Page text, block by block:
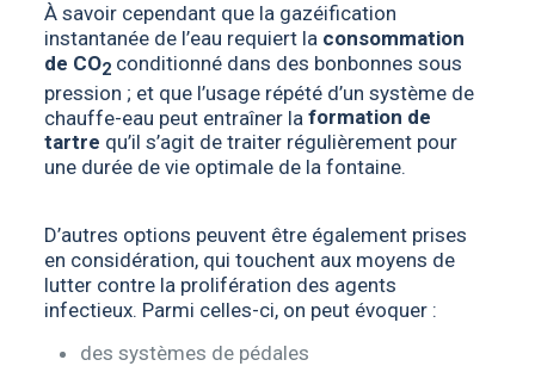
À savoir cependant que la gazéification
instantanée de l’eau requiert la consommation
de CO2conditionné dans des bonbonnes sous
pression ; et que l’usage répété d’un système de
chauffe-eau peut entraîner la formation de
tartre qu’il s’agit de traiter régulièrement pour
une durée de vie optimale de la fontaine.
D’autres options peuvent être également prises
en considération, qui touchent aux moyens de
lutter contre la prolifération des agents
infectieux. Parmi celles-ci, on peut évoquer :
des systèmes de pédales